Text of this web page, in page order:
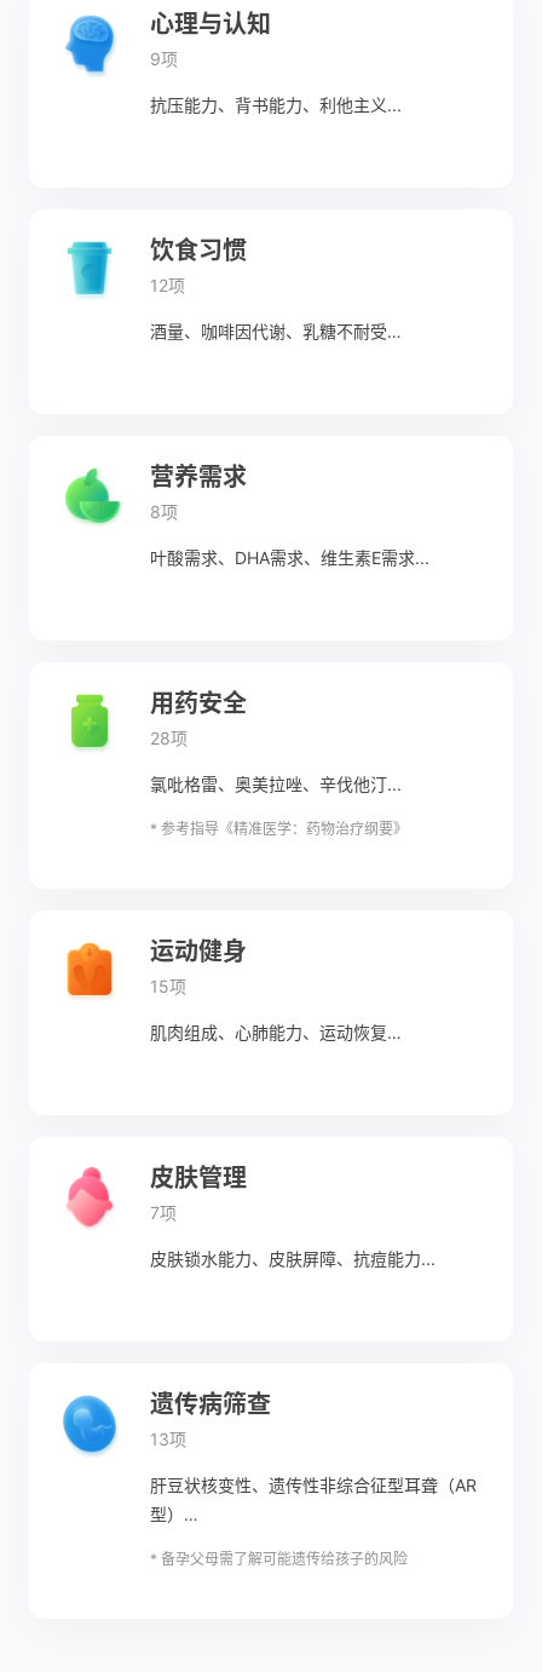
心理与认知
9项
抗压能力、背书能力、利他主义...
饮食习惯
12项
酒量、咖啡因代谢、乳糖不耐受…
营养需求
8项
叶酸需求、DHA需求、维生素E需求...
用药安全
28项
氯吡格雷、奥美拉唑、辛伐他汀...
* 参考指导《精准医学：药物治疗纲要》
运动健身
15项
肌肉组成、心肺能力、运动恢复…
皮肤管理
7项
皮肤锁水能力、皮肤屏障、抗痘能力...
遗传病筛查
13项
肝豆状核变性、遗传性非综合征型耳聋（AR
型）…
* 备孕父母需了解可能遗传给孩子的风险